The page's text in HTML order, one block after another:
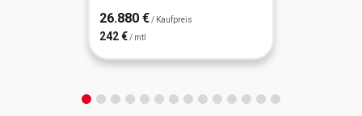
26.880 € / Kaufpreis
242 € / mtl